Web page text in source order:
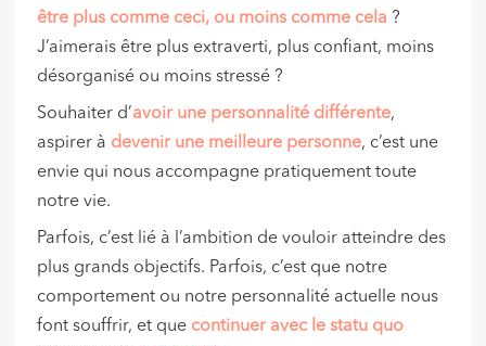
être plus comme ceci, ou moins comme cela ?
J’aimerais être plus extraverti, plus confiant, moins
désorganisé ou moins stressé ?
Souhaiter d’avoir une personnalité différente,
aspirer à devenir une meilleure personne, c’est une
envie qui nous accompagne pratiquement toute
notre vie.
Parfois, c’est lié à l’ambition de vouloir atteindre des
plus grands objectifs. Parfois, c’est que notre
comportement ou notre personnalité actuelle nous
font souffrir, et que continuer avec le statu quo